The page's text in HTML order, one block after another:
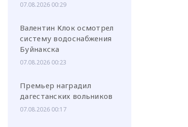
07.08.2026 00:29
Валентин Клок осмотрел
систему водоснабжения
Буйнакска
07.08.2026 00:23
Премьер наградил
дагестанских вольников
07.08.2026 00:17